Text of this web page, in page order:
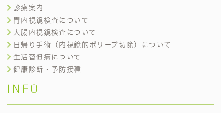
診療案内
胃内視鏡検査について
大腸内視鏡検査について
日帰り手術（内視鏡的ポリープ切除）について
生活習慣病について
健康診断・予防接種
INFO